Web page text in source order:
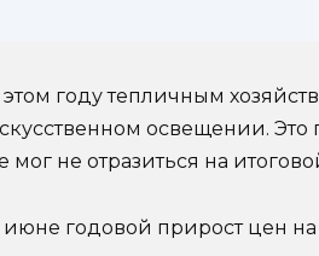
этом году тепличным
освещении. Это
мог не отразиться на
годовой прирост цен на